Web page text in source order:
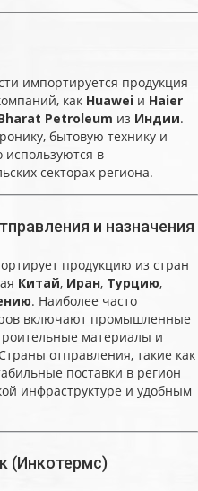
импортируется продукция
как Huawei и Haier
Petroleum из Индии.
бытовую технику и
используются в
секторах региона.
и назначения
продукцию из стран
Китай, Иран, Турцию,
. Наиболее часто
включают промышленные
материалы и
отправления, такие как
поставки в регион
инфраструктуре и удобным
(Инкотермс)